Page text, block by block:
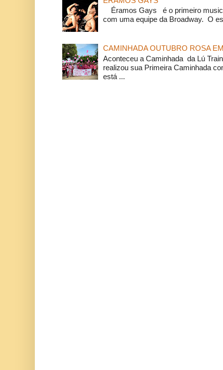
Éramos Gays é o primeiro
com uma equipe da Broadway. O
CAMINHADA OUTUBRO ROSA
Aconteceu a Caminhada da Lú
realizou sua Primeira Caminhada
está ...